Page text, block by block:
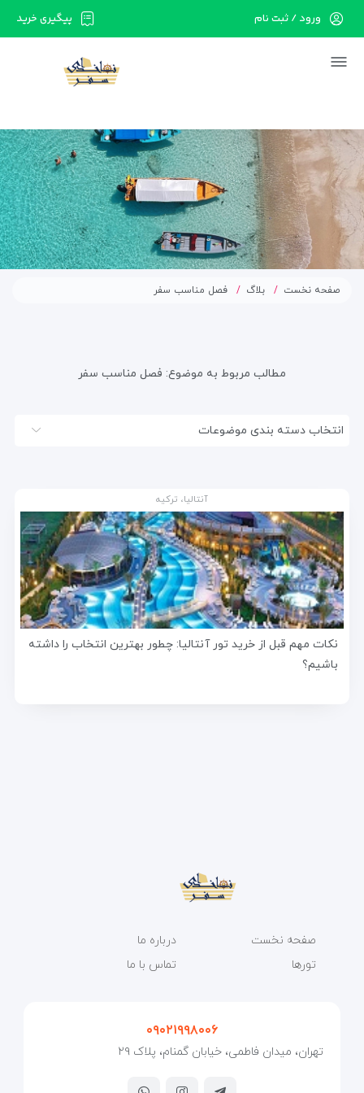
در حال حاضر ارتباط با سرور قطع می باشد لطفا
پیگیری خرید ورود / ثبت نام
صفحه نخست بلاگ فصل مناسب سفر
مطالب مربوط به موضوع: فصل مناسب سفر
انتخاب دسته بندی موضوعات
آنتالیا، ترکیه
نکات مهم قبل از خرید تور آنتالیا: چطور بهترین انتخاب را داشته
باشیم؟
صفحه نخست
تورها
درباره ما
تماس با ما
۰۹۰۲۱۹۹۸۰۰۶
تهران، میدان فاطمی، خیابان گمنام، پلاک ۲۹